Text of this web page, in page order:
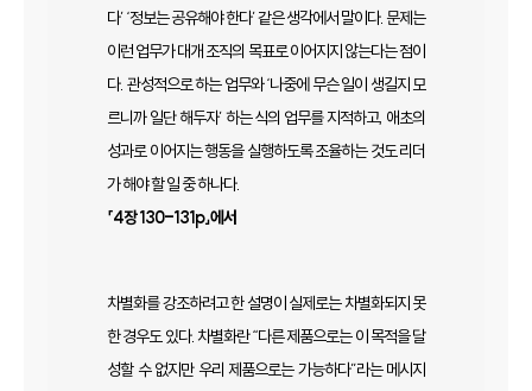
다’ ‘정보는 공유해야 한다’ 같은 생각에서 말이다. 문제는
이런 업무가 대개 조직의 목표로 이어지지 않는다는 점이
다. 관성적으로 하는 업무와 ‘나중에 무슨 일이 생길지 모
르니까 일단 해두자’ 하는 식의 업무를 지적하고, 애초의
성과로 이어지는 행동을 실행하도록 조율하는 것도 리더
가 해야 할 일 중 하나다.
「4장 130-131p」에서
차별화를 강조하려고 한 설명이 실제로는 차별화되지 못
한 경우도 있다. 차별화란 “다른 제품으로는 이 목적을 달
성할 수 없지만 우리 제품으로는 가능하다”라는 메시지